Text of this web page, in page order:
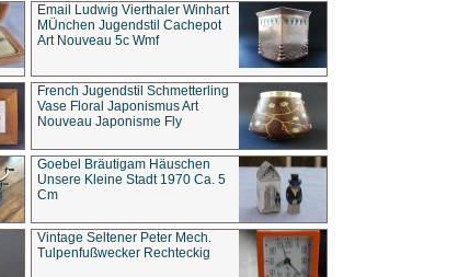
Email Ludwig Vierthaler Winhart
MÜnchen Jugendstil Cachepot
Art Nouveau 5c Wmf
French Jugendstil Schmetterling
Vase Floral Japonismus Art
Nouveau Japonisme Fly
Goebel Bräutigam Häuschen
Unsere Kleine Stadt 1970 Ca. 5
Cm
Vintage Seltener Peter Mech.
Tulpenfußwecker Rechteckig